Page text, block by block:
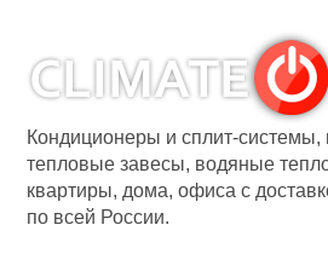
Кондиционеры и сплит-системы,
тепловые завесы, водяные
квартиры, дома, офиса с
по всей России.